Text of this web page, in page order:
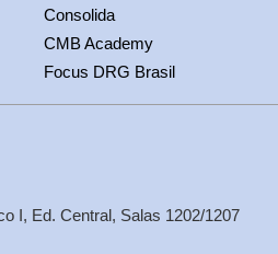
Consolida
CMB Academy
Focus DRG Brasil
I, Ed. Central, Salas 1202/1207